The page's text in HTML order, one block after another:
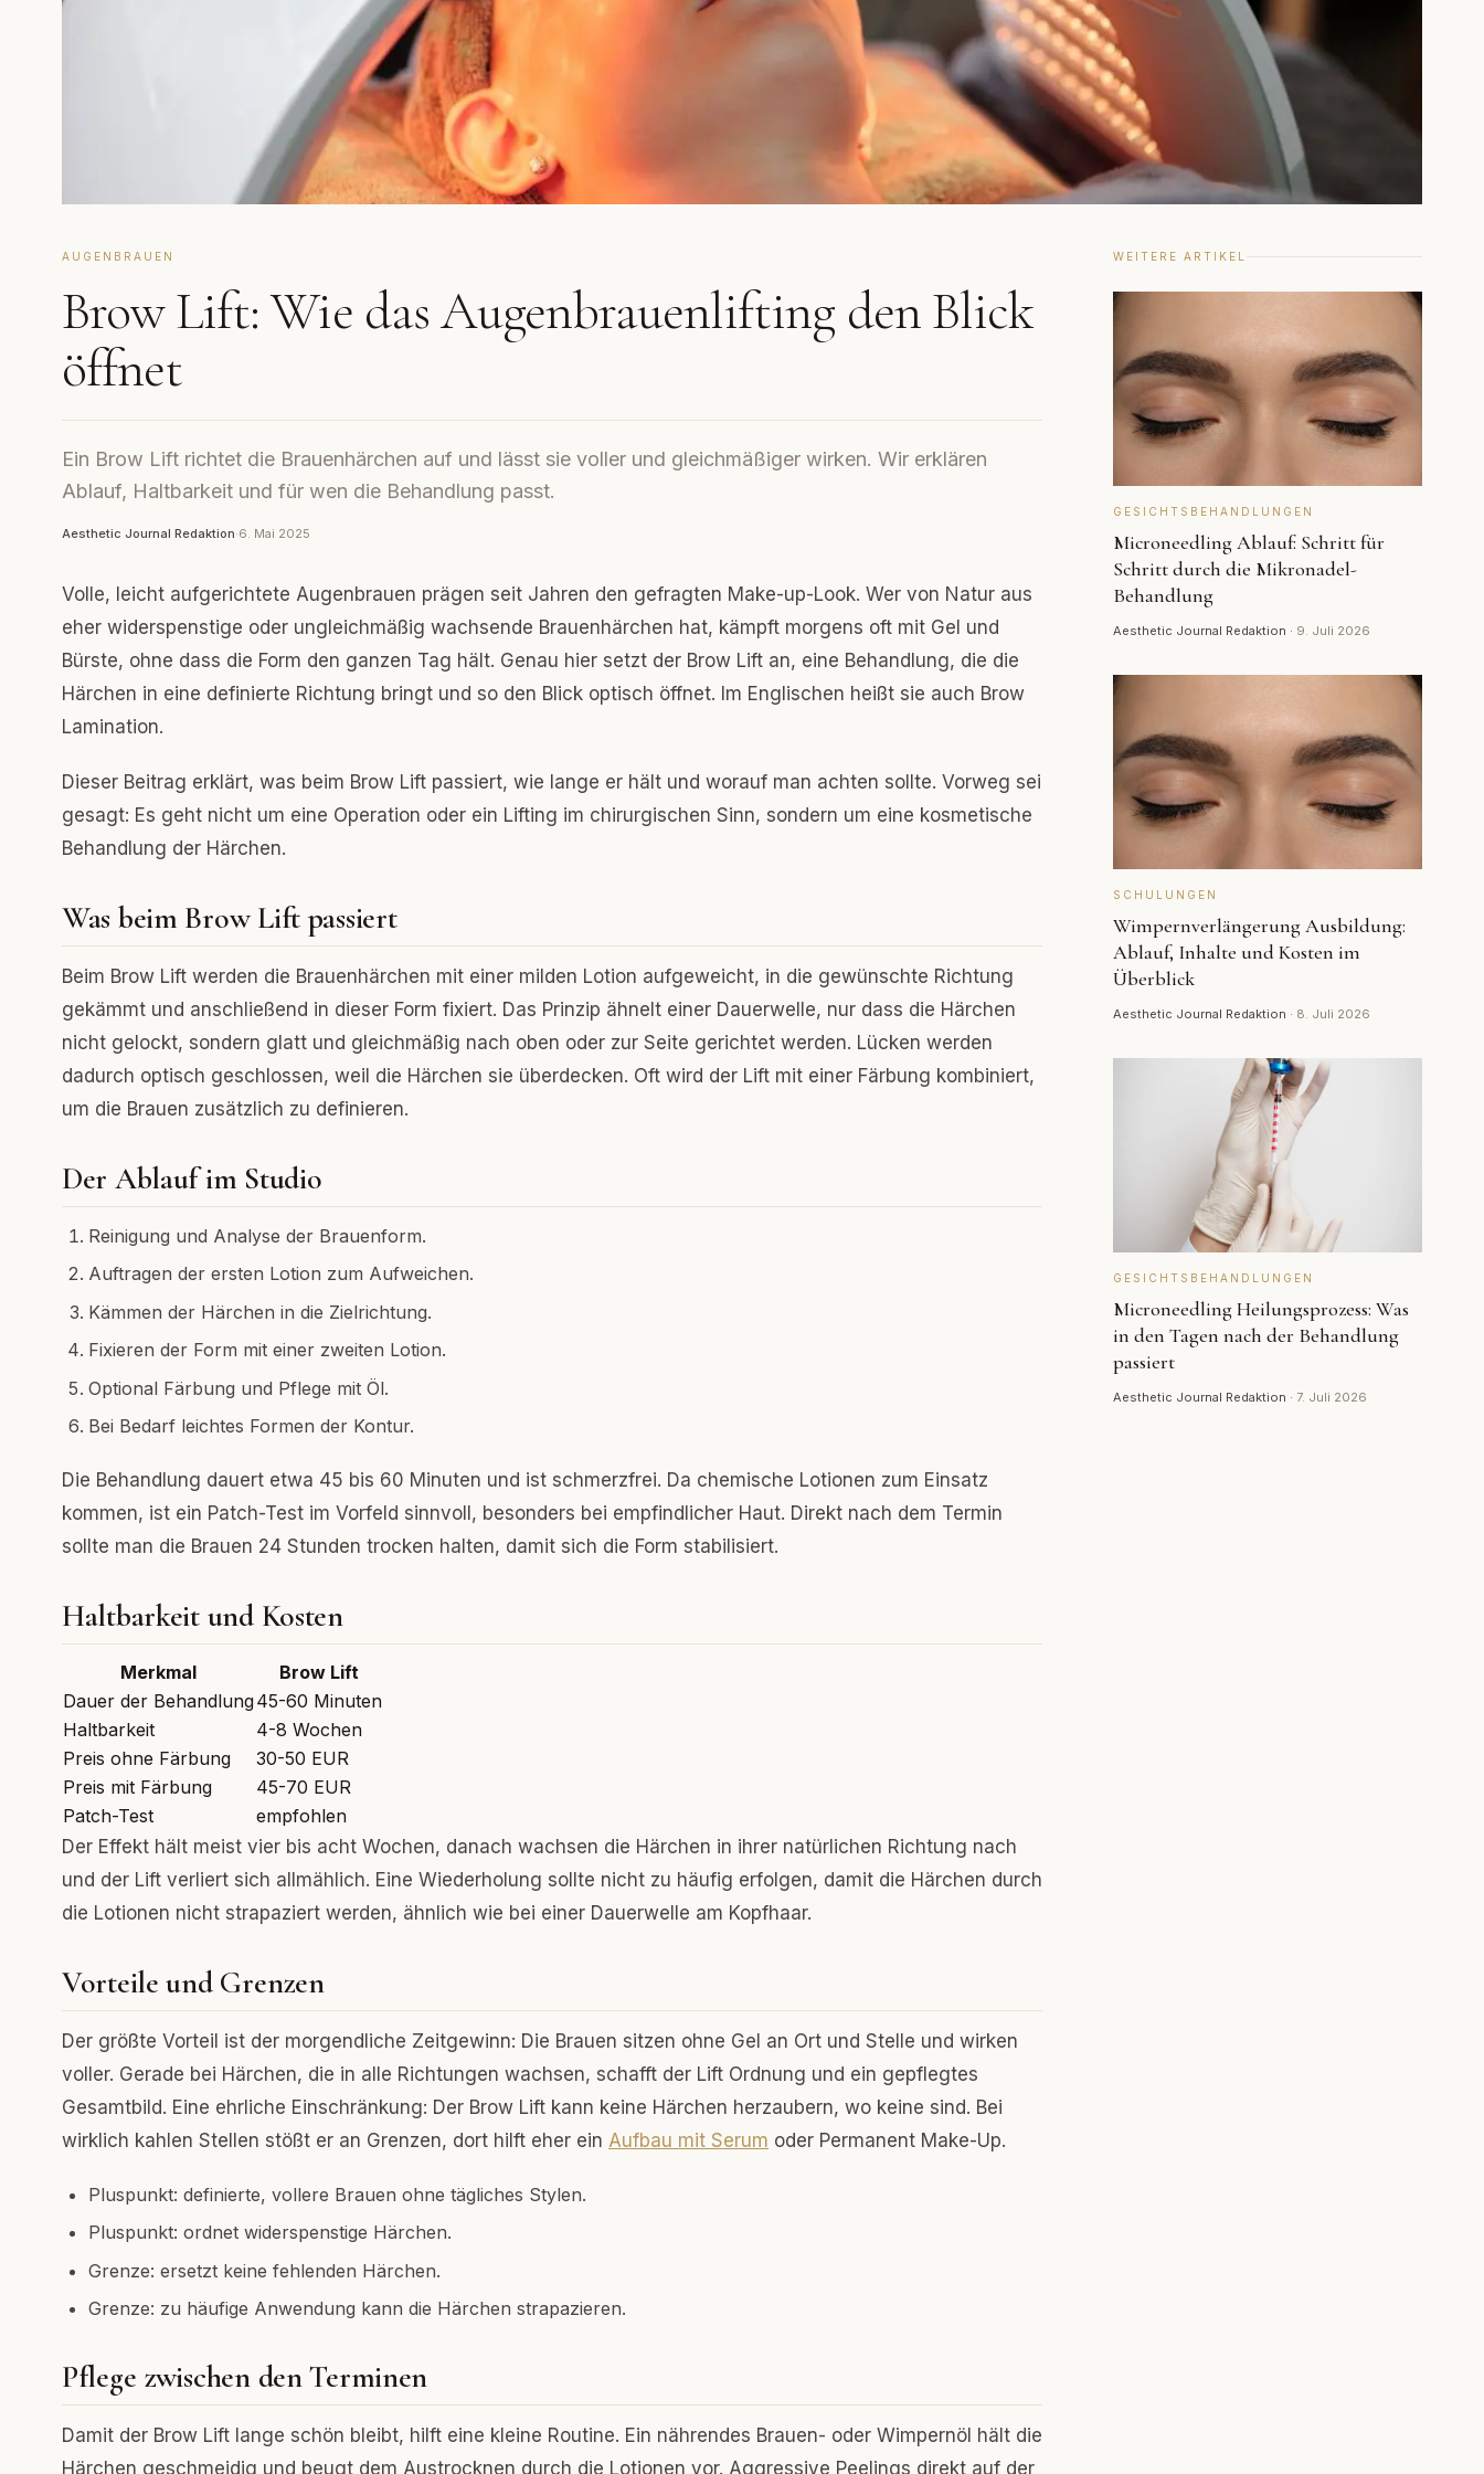
AUGENBRAUEN
Brow Lift: Wie das Augenbrauenlifting den Blick
öffnet
Ein Brow Lift richtet die Brauenhärchen auf und lässt sie voller und gleichmäßiger wirken. Wir erklären
Ablauf, Haltbarkeit und für wen die Behandlung passt.
Aesthetic Journal Redaktion·6. Mai 2025
Volle, leicht aufgerichtete Augenbrauen prägen seit Jahren den gefragten Make-up-Look. Wer von Natur aus
eher widerspenstige oder ungleichmäßig wachsende Brauenhärchen hat, kämpft morgens oft mit Gel und
Bürste, ohne dass die Form den ganzen Tag hält. Genau hier setzt der Brow Lift an, eine Behandlung, die die
Härchen in eine definierte Richtung bringt und so den Blick optisch öffnet. Im Englischen heißt sie auch Brow
Lamination.
Dieser Beitrag erklärt, was beim Brow Lift passiert, wie lange er hält und worauf man achten sollte. Vorweg sei
gesagt: Es geht nicht um eine Operation oder ein Lifting im chirurgischen Sinn, sondern um eine kosmetische
Behandlung der Härchen.
Was beim Brow Lift passiert
Beim Brow Lift werden die Brauenhärchen mit einer milden Lotion aufgeweicht, in die gewünschte Richtung
gekämmt und anschließend in dieser Form fixiert. Das Prinzip ähnelt einer Dauerwelle, nur dass die Härchen
nicht gelockt, sondern glatt und gleichmäßig nach oben oder zur Seite gerichtet werden. Lücken werden
dadurch optisch geschlossen, weil die Härchen sie überdecken. Oft wird der Lift mit einer Färbung kombiniert,
um die Brauen zusätzlich zu definieren.
Der Ablauf im Studio
Reinigung und Analyse der Brauenform.
Auftragen der ersten Lotion zum Aufweichen.
Kämmen der Härchen in die Zielrichtung.
Fixieren der Form mit einer zweiten Lotion.
Optional Färbung und Pflege mit Öl.
Bei Bedarf leichtes Formen der Kontur.
Die Behandlung dauert etwa 45 bis 60 Minuten und ist schmerzfrei. Da chemische Lotionen zum Einsatz
kommen, ist ein Patch-Test im Vorfeld sinnvoll, besonders bei empfindlicher Haut. Direkt nach dem Termin
sollte man die Brauen 24 Stunden trocken halten, damit sich die Form stabilisiert.
Haltbarkeit und Kosten
Merkmal
Brow Lift
Dauer der Behandlung45-60 Minuten
Haltbarkeit
4-8 Wochen
Preis ohne Färbung
30-50 EUR
Preis mit Färbung
45-70 EUR
Patch-Test
empfohlen
Der Effekt hält meist vier bis acht Wochen, danach wachsen die Härchen in ihrer natürlichen Richtung nach
und der Lift verliert sich allmählich. Eine Wiederholung sollte nicht zu häufig erfolgen, damit die Härchen durch
die Lotionen nicht strapaziert werden, ähnlich wie bei einer Dauerwelle am Kopfhaar.
Vorteile und Grenzen
Der größte Vorteil ist der morgendliche Zeitgewinn: Die Brauen sitzen ohne Gel an Ort und Stelle und wirken
voller. Gerade bei Härchen, die in alle Richtungen wachsen, schafft der Lift Ordnung und ein gepflegtes
Gesamtbild. Eine ehrliche Einschränkung: Der Brow Lift kann keine Härchen herzaubern, wo keine sind. Bei
wirklich kahlen Stellen stößt er an Grenzen, dort hilft eher ein Aufbau mit Serum oder Permanent Make-Up.
Pluspunkt: definierte, vollere Brauen ohne tägliches Stylen.
Pluspunkt: ordnet widerspenstige Härchen.
Grenze: ersetzt keine fehlenden Härchen.
Grenze: zu häufige Anwendung kann die Härchen strapazieren.
Pflege zwischen den Terminen
Damit der Brow Lift lange schön bleibt, hilft eine kleine Routine. Ein nährendes Brauen- oder Wimpernöl hält die
Härchen geschmeidig und beugt dem Austrocknen durch die Lotionen vor. Aggressive Peelings direkt auf der
WEITERE ARTIKEL
GESICHTSBEHANDLUNGEN
Microneedling Ablauf: Schritt für
Schritt durch die Mikronadel-
Behandlung
Aesthetic Journal Redaktion · 9. Juli 2026
SCHULUNGEN
Wimpernverlängerung Ausbildung:
Ablauf, Inhalte und Kosten im
Überblick
Aesthetic Journal Redaktion · 8. Juli 2026
GESICHTSBEHANDLUNGEN
Microneedling Heilungsprozess: Was
in den Tagen nach der Behandlung
passiert
Aesthetic Journal Redaktion · 7. Juli 2026